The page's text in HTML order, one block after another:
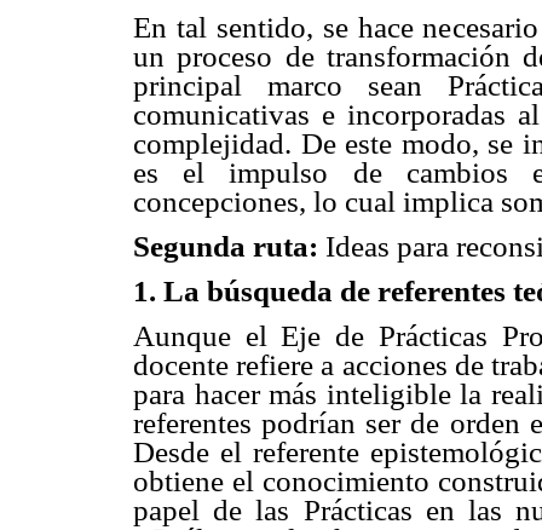
En tal sentido, se hace
un proceso de transformación
principal marco sean
comunicativas e incorporadas
complejidad. De este modo, se
es el impulso de cambios
concepciones, lo cual implica
Segunda ruta: Ideas para
1. La búsqueda de referentes
Aunque el Eje de Prácticas
docente refiere a acciones de
para hacer más inteligible la
referentes podrían ser de
Desde el referente
obtiene el conocimiento
papel de las Prácticas en las